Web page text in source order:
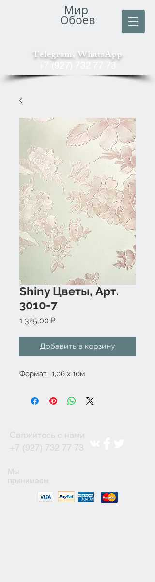
Мир
Обоев
Telegram, WhatsApp
+7 (927) 732 77 73
Shiny Цветы, Арт.
3010-7
1 325,00 ₽Цена
Добавить в корзину
Формат:  1,06 x 10м
Свяжитесь с нами
+7 (927) 732 77 73
Мы
принимаем